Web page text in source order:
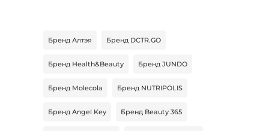
Бренд Алтэя Бренд DCTR.GO
Бренд Health&Beauty Бренд JUNDO
Бренд Molecola Бренд NUTRIPOLIS
Бренд Angel Key Бренд Beauty 365